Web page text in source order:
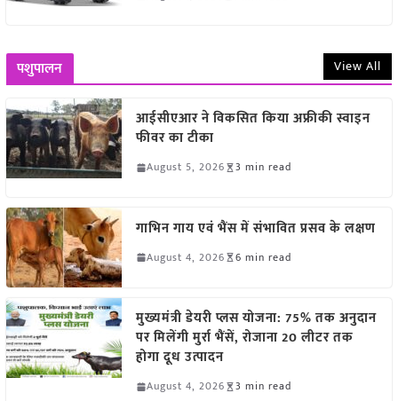
पशुपालन View All
आईसीएआर ने विकसित किया अफ्रीकी स्वाइन
फीवर का टीका
August 5, 2026 3 min read
गाभिन गाय एवं भैंस में संभावित प्रसव के लक्षण
August 4, 2026 6 min read
मुख्यमंत्री डेयरी प्लस योजना: 75% तक अनुदान
पर मिलेंगी मुर्रा भैंसें, रोजाना 20 लीटर तक
होगा दूध उत्पादन
August 4, 2026 3 min read